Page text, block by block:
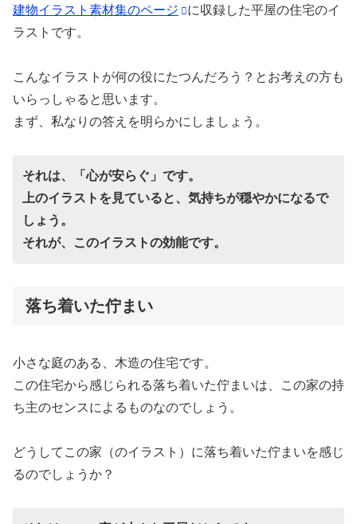
建物イラスト素材集のページ
に収録した平屋の住宅のイ
ラストです。
こんなイラストが何の役にたつんだろう？とお考えの方も
いらっしゃると思います。
まず、私なりの答えを明らかにしましょう。
それは、「心が安らぐ」です。
上のイラストを見ていると、気持ちが穏やかになるで
しょう。
それが、このイラストの効能です。
落ち着いた佇まい
小さな庭のある、木造の住宅です。
この住宅から感じられる落ち着いた佇まいは、この家の持
ち主のセンスによるものなのでしょう。
どうしてこの家（のイラスト）に落ち着いた佇まいを感じ
るのでしょうか？